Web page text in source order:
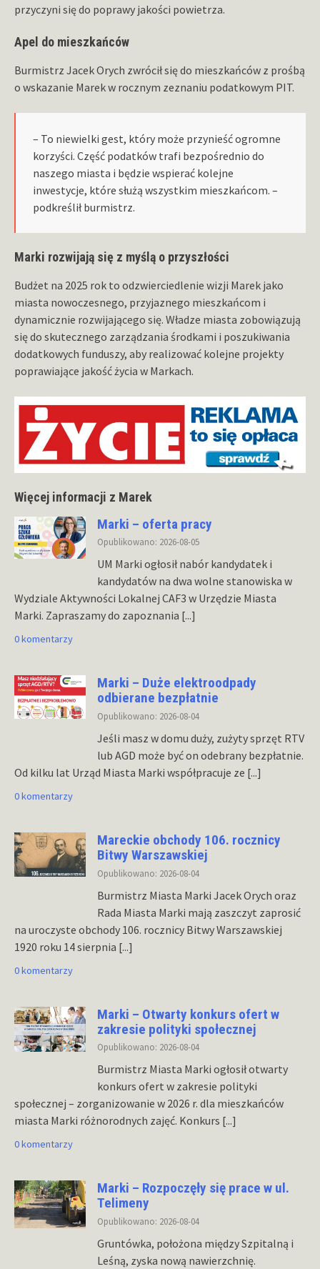
przyczyni się do poprawy jakości powietrza.
Apel do mieszkańców
Burmistrz Jacek Orych zwrócił się do mieszkańców z prośbą
o wskazanie Marek w rocznym zeznaniu podatkowym PIT.
– To niewielki gest, który może przynieść ogromne
korzyści. Część podatków trafi bezpośrednio do
naszego miasta i będzie wspierać kolejne
inwestycje, które służą wszystkim mieszkańcom. –
podkreślił burmistrz.
Marki rozwijają się z myślą o przyszłości
Budżet na 2025 rok to odzwierciedlenie wizji Marek jako
miasta nowoczesnego, przyjaznego mieszkańcom i
dynamicznie rozwijającego się. Władze miasta zobowiązują
się do skutecznego zarządzania środkami i poszukiwania
dodatkowych funduszy, aby realizować kolejne projekty
poprawiające jakość życia w Markach.
Więcej informacji z Marek
Marki – oferta pracy
Opublikowano: 2026-08-05
UM Marki ogłosił nabór kandydatek i
kandydatów na dwa wolne stanowiska w
Wydziale Aktywności Lokalnej CAF3 w Urzędzie Miasta
Marki. Zapraszamy do zapoznania [...]
0 komentarzy
Marki – Duże elektroodpady
odbierane bezpłatnie
Opublikowano: 2026-08-04
Jeśli masz w domu duży, zużyty sprzęt RTV
lub AGD może być on odebrany bezpłatnie.
Od kilku lat Urząd Miasta Marki współpracuje ze [...]
0 komentarzy
Mareckie obchody 106. rocznicy
Bitwy Warszawskiej
Opublikowano: 2026-08-04
Burmistrz Miasta Marki Jacek Orych oraz
Rada Miasta Marki mają zaszczyt zaprosić
na uroczyste obchody 106. rocznicy Bitwy Warszawskiej
1920 roku 14 sierpnia [...]
0 komentarzy
Marki – Otwarty konkurs ofert w
zakresie polityki społecznej
Opublikowano: 2026-08-04
Burmistrz Miasta Marki ogłosił otwarty
konkurs ofert w zakresie polityki
społecznej – zorganizowanie w 2026 r. dla mieszkańców
miasta Marki różnorodnych zajęć. Konkurs [...]
0 komentarzy
Marki – Rozpoczęły się prace w ul.
Telimeny
Opublikowano: 2026-08-04
Gruntówka, położona między Szpitalną i
Leśną, zyska nową nawierzchnię.